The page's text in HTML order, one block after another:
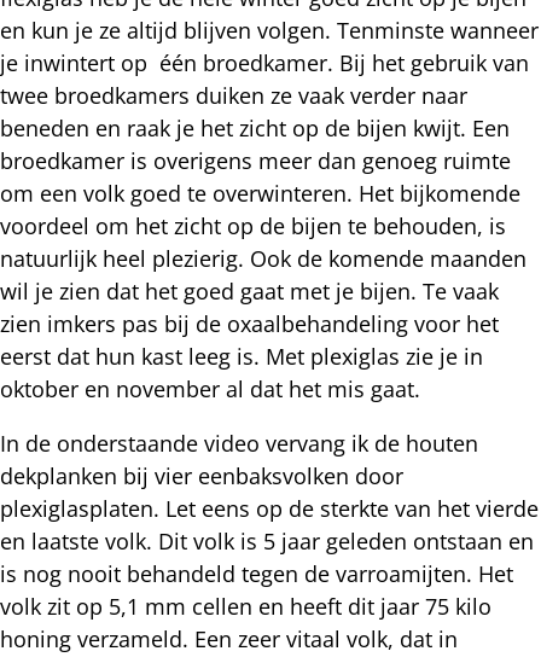
en kun je ze altijd blijven volgen. Tenminste wanneer
je inwintert op één broedkamer. Bij het gebruik van
twee broedkamers duiken ze vaak verder naar
beneden en raak je het zicht op de bijen kwijt. Een
broedkamer is overigens meer dan genoeg ruimte
om een volk goed te overwinteren. Het bijkomende
voordeel om het zicht op de bijen te behouden, is
natuurlijk heel plezierig. Ook de komende maanden
wil je zien dat het goed gaat met je bijen. Te vaak
zien imkers pas bij de oxaalbehandeling voor het
eerst dat hun kast leeg is. Met plexiglas zie je in
oktober en november al dat het mis gaat.
In de onderstaande video vervang ik de houten
dekplanken bij vier eenbaksvolken door
plexiglasplaten. Let eens op de sterkte van het vierde
en laatste volk. Dit volk is 5 jaar geleden ontstaan en
is nog nooit behandeld tegen de varroamijten. Het
volk zit op 5,1 mm cellen en heeft dit jaar 75 kilo
honing verzameld. Een zeer vitaal volk, dat in